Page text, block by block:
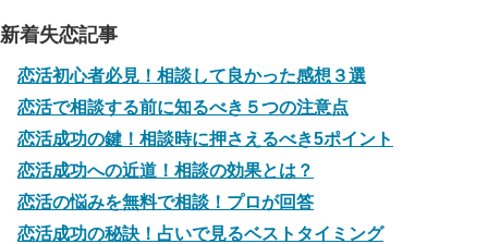
新着失恋記事
恋活初心者必見！相談して良かった感想３選
恋活で相談する前に知るべき５つの注意点
恋活成功の鍵！相談時に押さえるべき5ポイント
恋活成功への近道！相談の効果とは？
恋活の悩みを無料で相談！プロが回答
恋活成功の秘訣！占いで見るベストタイミング